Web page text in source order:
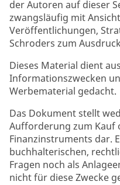
der Autoren auf dieser
zwangsläufig mit
Veröffentlichungen,
Schroders zum
Dieses Material dient
Informationszwecken
Werbematerial gedacht.
Das Dokument stellt
Aufforderung zum Kauf
Finanzinstruments dar.
buchhalterischen,
Fragen noch als
nicht für diese Zwecke